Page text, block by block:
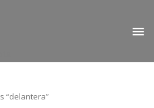
“delantera”